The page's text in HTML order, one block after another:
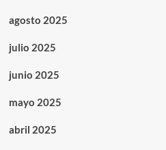
agosto 2025
julio 2025
junio 2025
mayo 2025
abril 2025